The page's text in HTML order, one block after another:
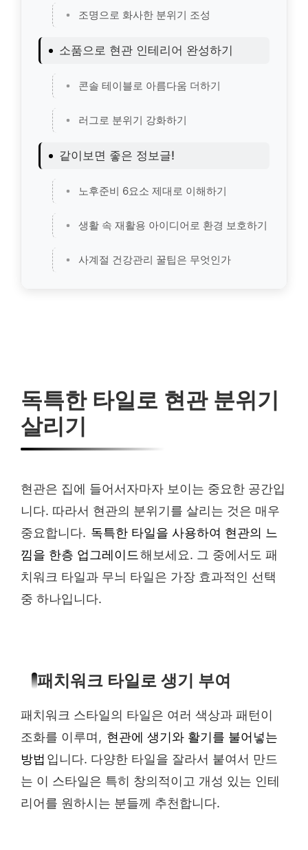
조명으로 화사한 분위기 조성
소품으로 현관 인테리어 완성하기
콘솔 테이블로 아름다움 더하기
러그로 분위기 강화하기
같이보면 좋은 정보글!
노후준비 6요소 제대로 이해하기
생활 속 재활용 아이디어로 환경 보호하기
사계절 건강관리 꿀팁은 무엇인가
독특한 타일로 현관 분위기
살리기
현관은 집에 들어서자마자 보이는 중요한 공간입
니다. 따라서 현관의 분위기를 살리는 것은 매우
중요합니다. 독특한 타일을 사용하여 현관의 느
낌을 한층 업그레이드 해보세요. 그 중에서도 패
치워크 타일과 무늬 타일은 가장 효과적인 선택
중 하나입니다.
패치워크 타일로 생기 부여
패치워크 스타일의 타일은 여러 색상과 패턴이
조화를 이루며, 현관에 생기와 활기를 불어넣는
방법 입니다. 다양한 타일을 잘라서 붙여서 만드
는 이 스타일은 특히 창의적이고 개성 있는 인테
리어를 원하시는 분들께 추천합니다.